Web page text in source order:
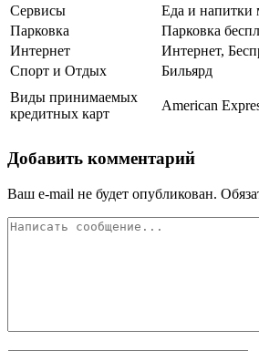
Сервисы
Еда и напитки
Парковка
Парковка
Интернет
Интернет,
Спорт и Отдых
Бильярд
Виды принимаемых
кредитных карт
American
Добавить комментарий
Ваш e-mail не будет опубликован.